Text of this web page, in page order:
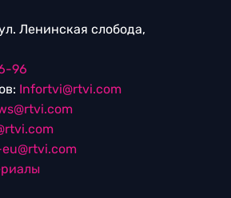
Ленинская слобода,
96
Infortvi@rtvi.com